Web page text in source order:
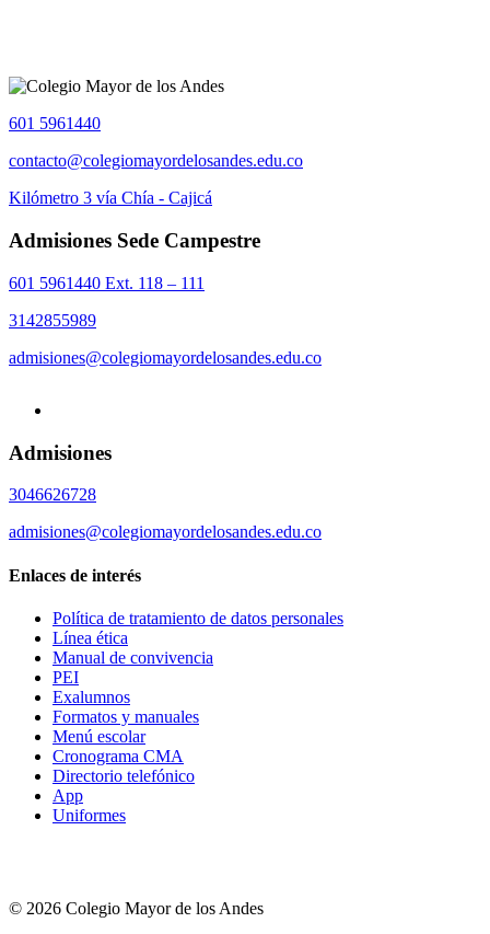
601 5961440
contacto@colegiomayordelosandes.edu.co
Kilómetro 3 vía Chía - Cajicá
Admisiones Sede Campestre
601 5961440 Ext. 118 – 111
3142855989
admisiones@colegiomayordelosandes.edu.co
Admisiones
3046626728
admisiones@colegiomayordelosandes.edu.co
Enlaces de interés
Política de tratamiento de datos personales
Línea ética
Manual de convivencia
PEI
Exalumnos
Formatos y manuales
Menú escolar
Cronograma CMA
Directorio telefónico
App
Uniformes
© 2026 Colegio Mayor de los Andes